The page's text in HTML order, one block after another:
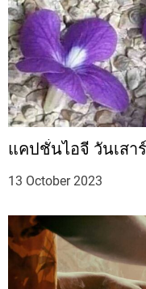
แคปชั่นไอจี วันเสา
13 October 2023